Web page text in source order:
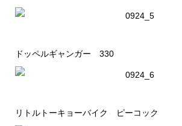
ドッペルギャンガー 330
リトルトーキョーバイク ピーコック